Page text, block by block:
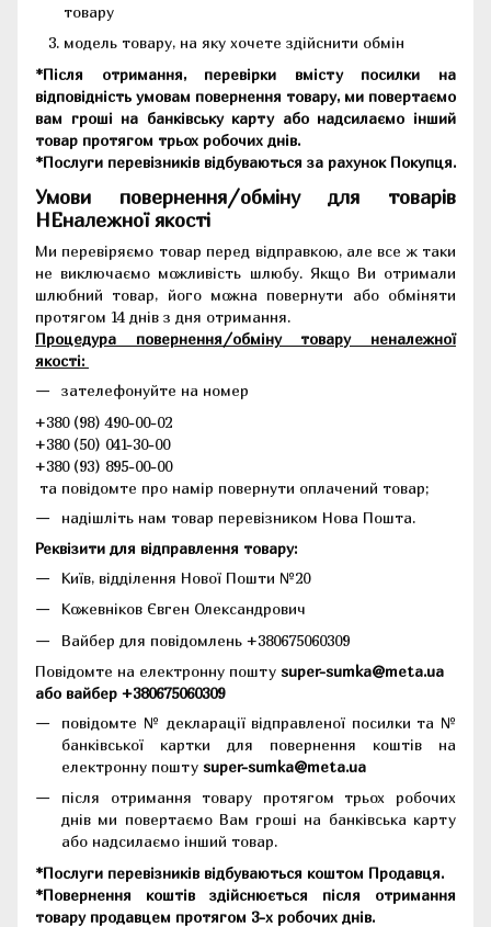
товару
модель товару, на яку хочете здійснити обмін
*Після отримання, перевірки вмісту посилки на
відповідність умовам повернення товару, ми повертаємо
вам гроші на банківську карту або надсилаємо інший
товар протягом трьох робочих днів.
*Послуги перевізників відбуваються за рахунок Покупця.
Умови повернення/обміну для товарів
НЕналежної якості
Ми перевіряємо товар перед відправкою, але все ж таки
не виключаємо можливість шлюбу. Якщо Ви отримали
шлюбний товар, його можна повернути або обміняти
протягом 14 днів з дня отримання.
Процедура повернення/обміну товару неналежної
якості:
зателефонуйте на номер
+380 (98) 490-00-02
+380 (50) 041-30-00
+380 (93) 895-00-00
та повідомте про намір повернути оплачений товар;
надішліть нам товар перевізником Нова Пошта.
Реквізити для відправлення товару:
Київ, відділення Нової Пошти №20
Кожевніков Євген Олександрович
Вайбер для повідомлень +380675060309
Повідомте на електронну пошту super-sumka@meta.ua
або вайбер +380675060309
повідомте № декларації відправленої посилки та №
банківської картки для повернення коштів на
електронну пошту super-sumka@meta.ua
після отримання товару протягом трьох робочих
днів ми повертаємо Вам гроші на банківська карту
або надсилаємо інший товар.
*Послуги перевізників відбуваються коштом Продавця.
*Повернення коштів здійснюється після отримання
товару продавцем протягом 3-х робочих днів.